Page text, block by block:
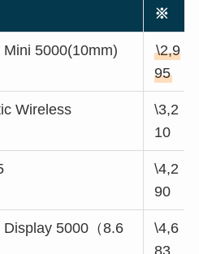
※
Mini 5000(10mm)
\2,9
95
Wireless
\3,2
10
\4,2
90
Display 5000（8.6
\4,6
83